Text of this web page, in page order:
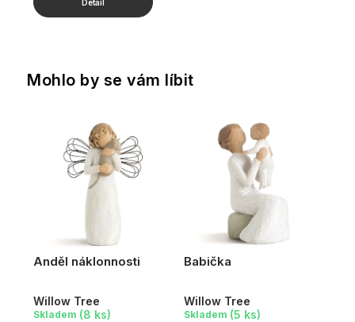
Mohlo by se vám líbit
Anděl náklonnosti
Willow Tree
Skladem (8 ks)
Babička
Willow Tree
Skladem (5 ks)